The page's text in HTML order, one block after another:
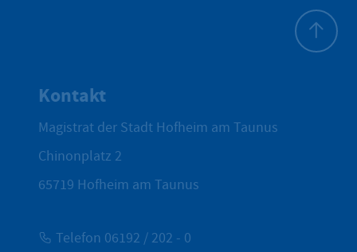
Kontakt
Magistrat der Stadt Hofheim am Taunus
Chinonplatz 2
65719 Hofheim am Taunus
Telefon 06192 / 202 - 0